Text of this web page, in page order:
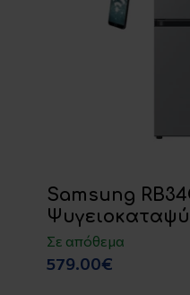
Samsung
Σε απόθεμα
579.00€